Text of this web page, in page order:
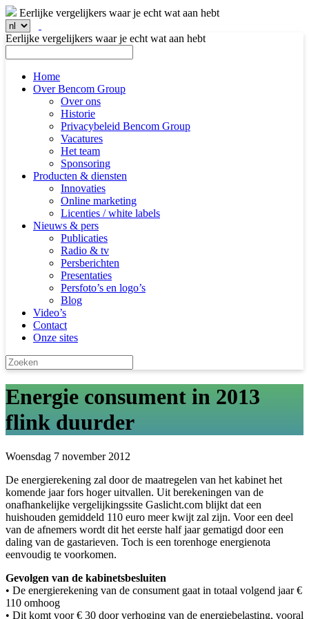
Eerlijke vergelijkers waar je echt wat aan hebt
Eerlijke vergelijkers waar je echt wat aan hebt
Home
Over Bencom Group
Over ons
Historie
Privacybeleid Bencom Group
Vacatures
Het team
Sponsoring
Producten & diensten
Innovaties
Online marketing
Licenties / white labels
Nieuws & pers
Publicaties
Radio & tv
Persberichten
Presentaties
Persfoto’s en logo’s
Blog
Video’s
Contact
Onze sites
Energie consument in 2013
flink duurder
Woensdag 7 november 2012
De energierekening zal door de maatregelen van het kabinet het
komende jaar fors hoger uitvallen. Uit berekeningen van de
onafhankelijke vergelijkingssite Gaslicht.com blijkt dat een
huishouden gemiddeld 110 euro meer kwijt zal zijn. Voor een deel
van de afnemers wordt dit het eerste half jaar gematigd door een
daling van de gastarieven. Toch is een torenhoge energienota
eenvoudig te voorkomen.
Gevolgen van de kabinetsbesluiten
• De energierekening van de consument gaat in totaal volgend jaar €
110 omhoog
• Dit komt voor € 30 door verhoging van de energiebelasting, vooral